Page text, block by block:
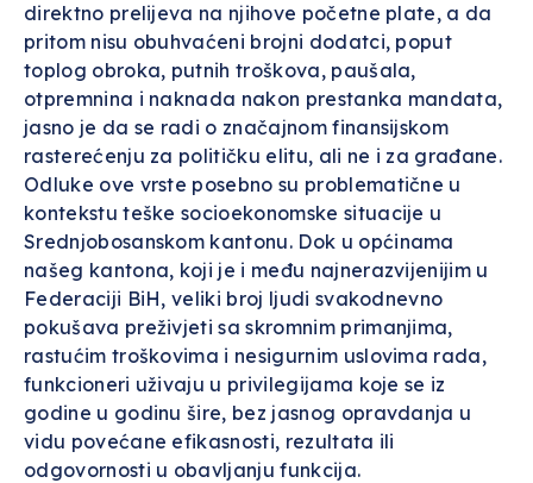
direktno prelijeva na njihove početne plate, a da
pritom nisu obuhvaćeni brojni dodatci, poput
toplog obroka, putnih troškova, paušala,
otpremnina i naknada nakon prestanka mandata,
jasno je da se radi o značajnom finansijskom
rasterećenju za političku elitu, ali ne i za građane.
Odluke ove vrste posebno su problematične u
kontekstu teške socioekonomske situacije u
Srednjobosanskom kantonu. Dok u općinama
našeg kantona, koji je i među najnerazvijenijim u
Federaciji BiH, veliki broj ljudi svakodnevno
pokušava preživjeti sa skromnim primanjima,
rastućim troškovima i nesigurnim uslovima rada,
funkcioneri uživaju u privilegijama koje se iz
godine u godinu šire, bez jasnog opravdanja u
vidu povećane efikasnosti, rezultata ili
odgovornosti u obavljanju funkcija.